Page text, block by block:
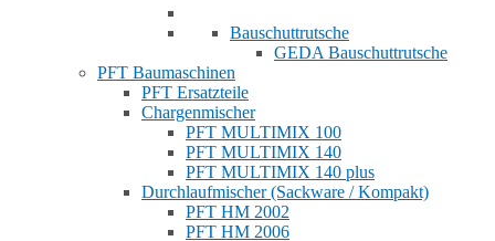
Bauschuttrutsche
GEDA Bauschuttrutsche
PFT Baumaschinen
PFT Ersatzteile
Chargenmischer
PFT MULTIMIX 100
PFT MULTIMIX 140
PFT MULTIMIX 140 plus
Durchlaufmischer (Sackware / Kompakt)
PFT HM 2002
PFT HM 2006